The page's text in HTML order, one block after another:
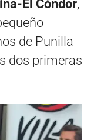
El Cóndor,
de Punilla
dos primeras